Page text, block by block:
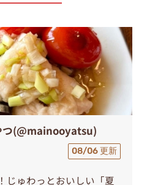
つ(@mainooyatsu)
08/06 更新
じゅわっとおいしい「夏